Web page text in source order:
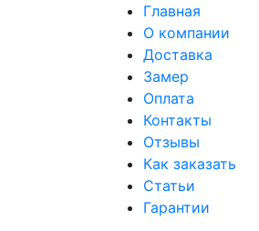
Главная
О компании
Доставка
Замер
Оплата
Контакты
Отзывы
Как заказать
Статьи
Гарантии